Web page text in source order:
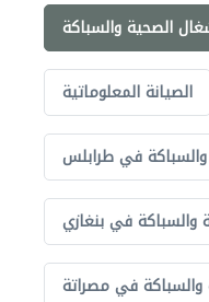
الصحية والسباكة
الصيانة المعلوماتية
في طرابلس
والسباكة في بنغازي
في مصراتة